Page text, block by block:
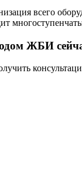
всего
ЖБИ